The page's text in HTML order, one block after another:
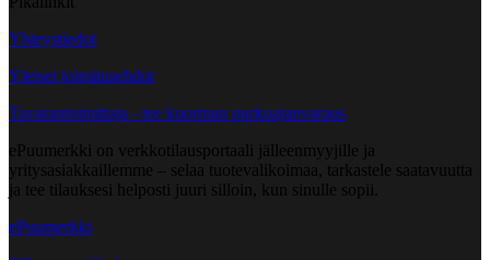
Yhteystiedot
Yleiset toimitusehdot
Tavarantoimittaja - tee kuorman purkuajanvaraus
ePuumerkki on verkkotilausportaali jälleenmyyjille ja
yritysasiakkaillemme – selaa tuotevalikoimaa, tarkastele saatavuutta
ja tee tilauksesi helposti juuri silloin, kun sinulle sopii.
ePuumerkki